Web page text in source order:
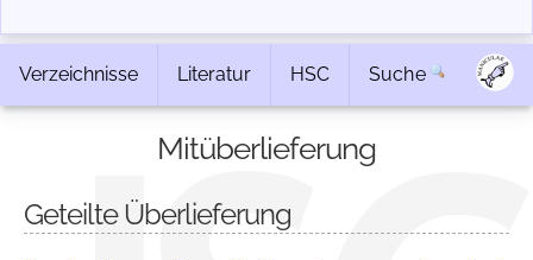
Verzeichnisse Literatur HSC Suche
Mitüberlieferung
Geteilte Überlieferung